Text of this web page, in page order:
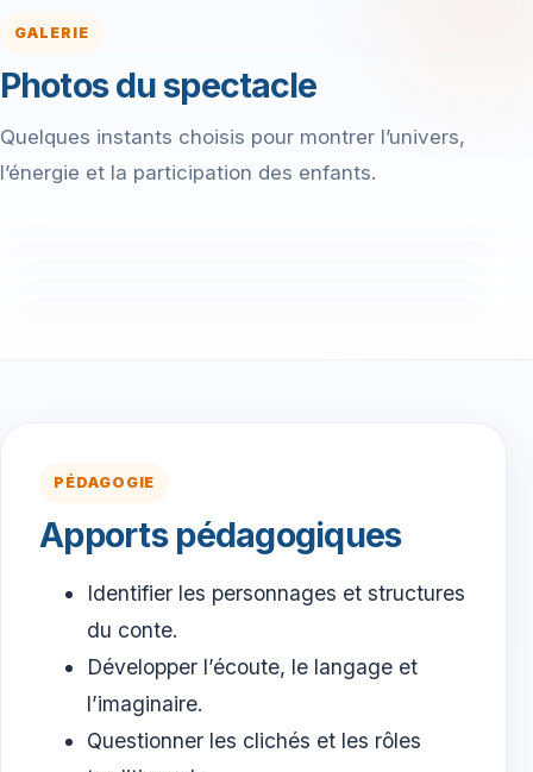
GALERIE
Photos du spectacle
Quelques instants choisis pour montrer l’univers,
l’énergie et la participation des enfants.
PÉDAGOGIE
Apports pédagogiques
Identifier les personnages et structures
du conte.
Développer l’écoute, le langage et
l’imaginaire.
Questionner les clichés et les rôles